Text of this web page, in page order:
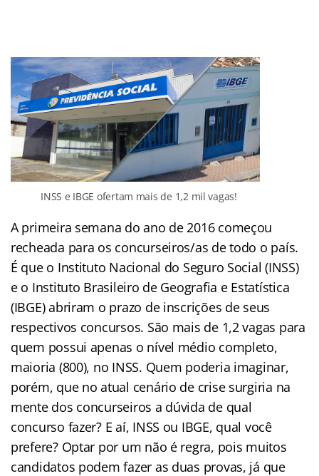
INSS e IBGE ofertam mais de 1,2 mil vagas!
A primeira semana do ano de 2016 começou
recheada para os concurseiros/as de todo o país.
É que o Instituto Nacional do Seguro Social (INSS)
e o Instituto Brasileiro de Geografia e Estatística
(IBGE) abriram o prazo de inscrições de seus
respectivos concursos. São mais de 1,2 vagas para
quem possui apenas o nível médio completo,
maioria (800), no INSS. Quem poderia imaginar,
porém, que no atual cenário de crise surgiria na
mente dos concurseiros a dúvida de qual
concurso fazer? E aí, INSS ou IBGE, qual você
prefere? Optar por um não é regra, pois muitos
candidatos podem fazer as duas provas, já que